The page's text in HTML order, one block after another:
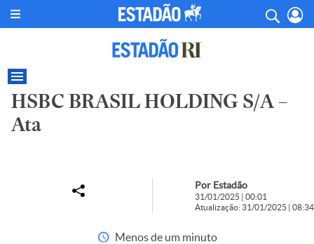
HSBC BRASIL HOLDING S/A –
Ata
Por Estadão
31/01/2025 | 00:01
Atualização: 31/01/2025 | 08:34
Menos de um minuto